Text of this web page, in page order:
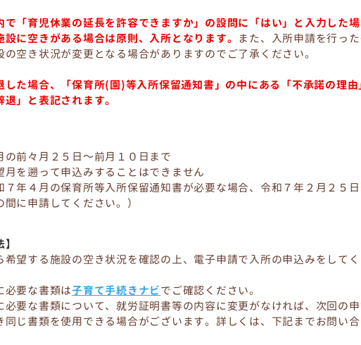
で「育児休業の延長を許容できますか」の設問に「はい」と入力した
設に空きがある場合は原則、入所となります。 また、入所申請を行っ
の空き状況が変更となる場合がありますのでご了承ください。
した場合、「保育所(園)等入所保留通知書」の中にある「不承諾の理由
」と表記されます。
の前々月２５日～前月１０日まで
を遡って申込みすることはできません
年４月の保育所等入所保留通知書が必要な場合、令和７年２月２５
間に申請してください。）
希望する施設の空き状況を確認の上、電子申請で入所の申込みをして
要な書類は子育て手続きナビでご確認ください。
要な書類について、就労証明書等の内容に変更がなければ、次回の
同じ書類を使用できる場合がございます。詳しくは、下記までお問い